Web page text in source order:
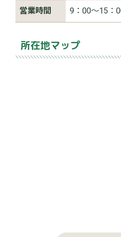
営業時間 9：00～15：
所在地マップ